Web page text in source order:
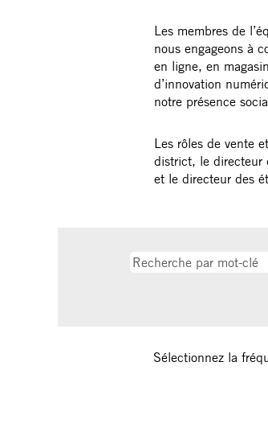
Les membres de
nous engageons à
en ligne, en
d’innovation
notre présence
Les rôles de vente
district, le directeur
et le directeur des
Sélectionnez la